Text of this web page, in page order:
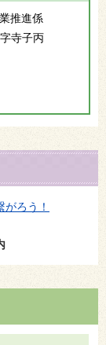
推進係
寺子丙
ろう！